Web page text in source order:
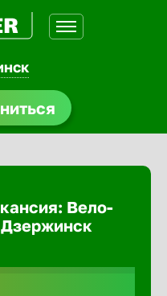
Абакан
Вело-
Дзержинск